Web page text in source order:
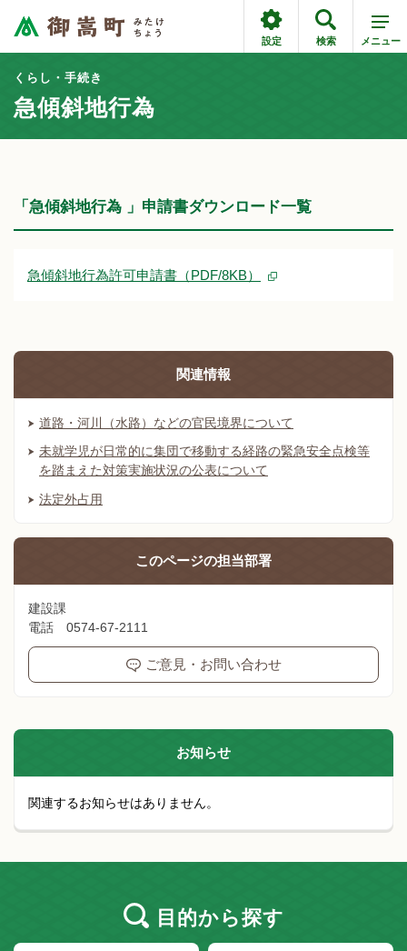
設定 検索 メニュー
くらし・手続き
急傾斜地行為
「急傾斜地行為 」申請書ダウンロード一覧
急傾斜地行為許可申請書（PDF/8KB）
関連情報
道路・河川（水路）などの官民境界について
未就学児が日常的に集団で移動する経路の緊急安全点検等
を踏まえた対策実施状況の公表について
法定外占用
このページの担当部署
建設課
電話 0574-67-2111
ご意見・お問い合わせ
お知らせ
関連するお知らせはありません。
目的から探す